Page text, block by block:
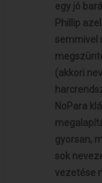
egy jó
Phillip
semmivel
(akkori
NoPara
gyorsan,
sok
vezetése